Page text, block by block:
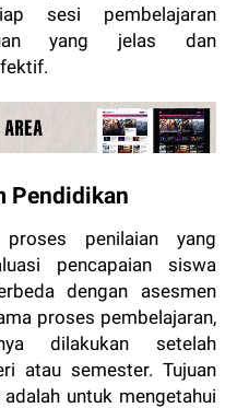
sesi pembelajaran
yang jelas dan
Pendidikan
penilaian yang
pencapaian siswa
dengan asesmen
proses pembelajaran,
dilakukan setelah
atau semester. Tujuan
untuk mengetahui